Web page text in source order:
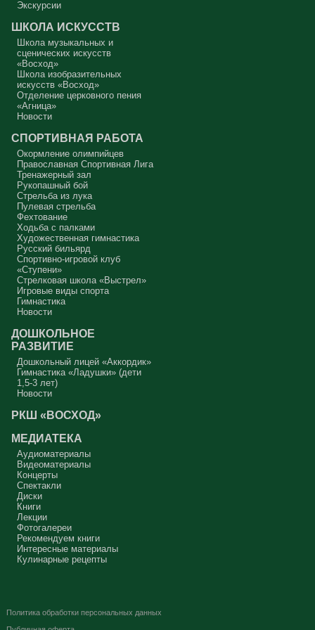
дни для приготовления не только к Пасхе, а к Небесному Царству!
Это цель жизни. Я об этом забыл, я туда хочу, но я забыл. И я
сначала увидеть в себе этого урода, а потом начать с ним борьбу.
Аминь.
Протоиерей Андрей Алексеев
Экскурсии
ШКОЛА ИСКУССТВ
Школа музыкальных и
сценических искусств
«Восход»
Школа изобразительных
искусств «Восход»
Отделение церковного пения
«Агница»
Новости
СПОРТИВНАЯ РАБОТА
Окормление олимпийцев
Православная Спортивная Лига
Тренажерный зал
Рукопашный бой
Стрельба из лука
Пулевая стрельба
Фехтование
Ходьба с палками
Художественная гимнастика
Русский бильярд
Спортивно-игровой клуб
«Ступени»
Стрелковая школа «Выстрел»
Игровые виды спорта
Гимнастика
Новости
ДОШКОЛЬНОЕ
РАЗВИТИЕ
Дошкольный лицей «Аккордик»
Гимнастика «Ладушки» (дети
1,5-3 лет)
Новости
РКШ «ВОСХОД»
МЕДИАТЕКА
Аудиоматериалы
Видеоматериалы
Концерты
Спектакли
Диски
Книги
Лекции
Фотогалереи
Рекомендуем книги
Интересные материалы
Кулинарные рецепты
Политика обработки персональных данных